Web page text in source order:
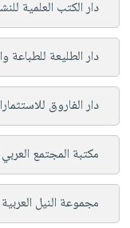
دار الكتب العلمية
دار الطليعة للطباعة
دار الفاروق
مكتبة المجتمع
مجموعة النيل العربية